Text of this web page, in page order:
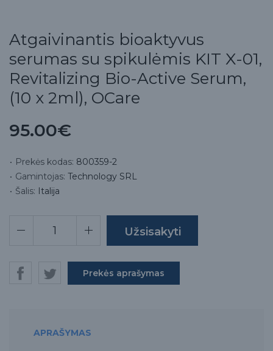
Atgaivinantis bioaktyvus
serumas su spikulėmis KIT X-01,
Revitalizing Bio-Active Serum,
(10 x 2ml), OCare
95.00€
Prekės kodas: 800359-2
Gamintojas: Technology SRL
Šalis: Italija
Prekės aprašymas
APRAŠYMAS